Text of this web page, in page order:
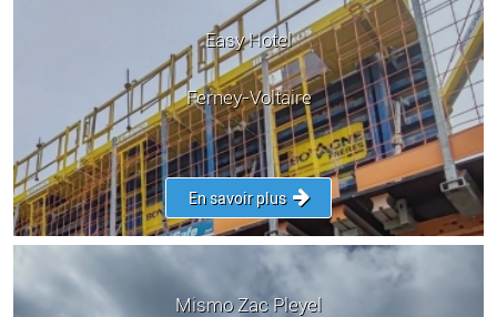
Easy Hotel
Ferney-Voltaire
En savoir plus
Mismo Zac Pleyel